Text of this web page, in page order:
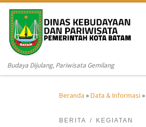
Skip to content
Budaya Dijulang, Pariwisata Gemilang
Beranda »Data & Informasi »
BERITA KEGIATAN